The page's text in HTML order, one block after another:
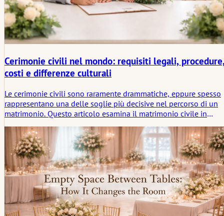
Cerimonie civili nel mondo: requisiti legali,
costi e differenze culturali
Le cerimonie civili sono raramente drammatiche, eppure spesso
rappresentano una delle soglie più decisive nel percorso di un
matrimonio. Questo articolo esamina il matrimonio civile in
fasce di costo e l'atmosfera più pacata che spesso circonda il
momento in cui un matrimonio diventa ufficiale.